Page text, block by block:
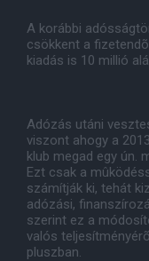
A korábbi
csökkent a
kiadás is 10 millió
Adózás utáni
viszont ahogy a
klub megad egy ún.
Ezt csak a
számítják ki, tehát
adózási,
szerint ez a
valós
pluszban.